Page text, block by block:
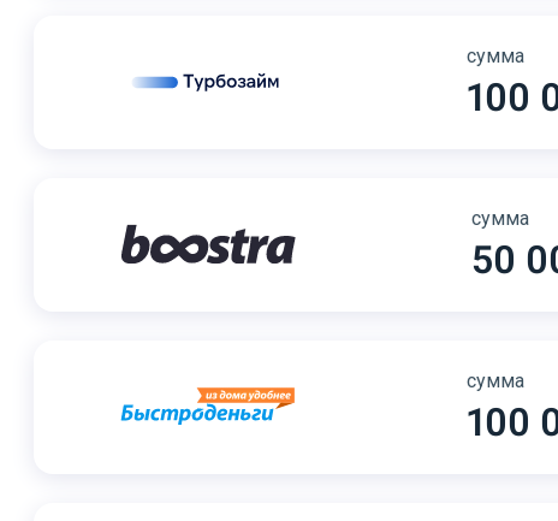
сумма
100
сумма
50
сумма
100